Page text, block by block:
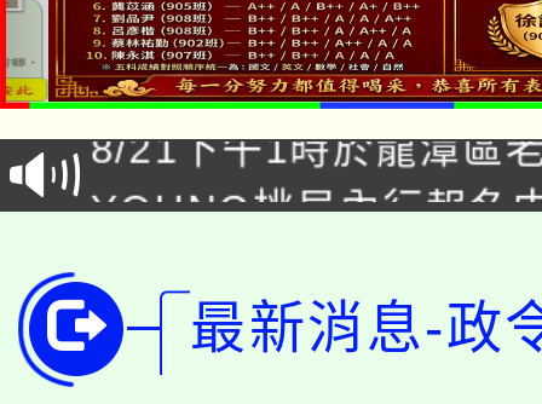
「本色祭」8/29、30在
場熱烈登場!
8/21下午1時於龍潭區
徵才活動。
YOUNG桃局內行報名
開!
115年桃園市運動會8/
田徑場及游泳池舉行。
桃園市低收入戶享有免
最新消息-政